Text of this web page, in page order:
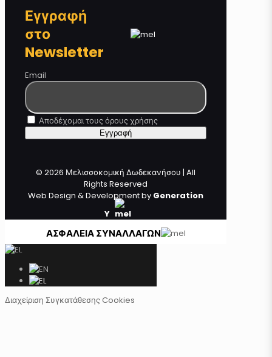
Εγγραφή
στο
Newsletter
Email
Αποδέχομαι τους όρους χρήσης
© 2026 Μελισσοκομική Δωδεκανήσου | All
Rights Reserved
Web Design & Development by Generation
Y
ΑΣΦΑΛΕΙΑ ΣΥΝΑΛΛΑΓΩΝ
Διαχείριση Συγκατάθεσης Cookies